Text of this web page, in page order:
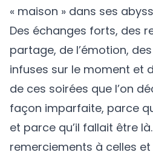
« maison » dans ses
Des échanges forts, des
partage, de l’émotion,
infuses sur le moment et
de ces soirées que l’on
façon imparfaite, parce
et parce qu’il fallait être
remerciements à celles et